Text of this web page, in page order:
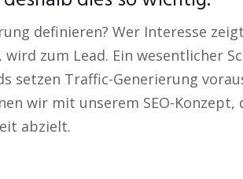
definieren? Wer Interesse
zum Lead. Ein wesentlicher
setzen Traffic-Generierung
wir mit unserem SEO-Konzept,
abzielt.